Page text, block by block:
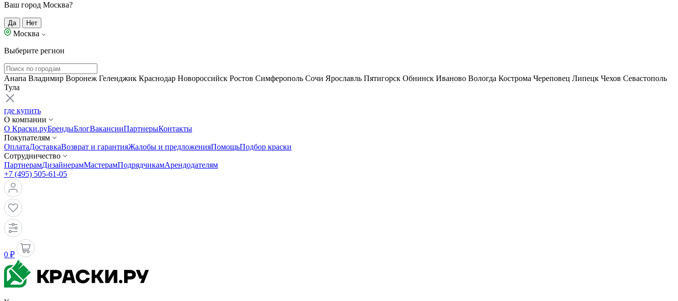
Ваш город Москва?
Да Нет
Москва
Выберите регион
Анапа Владимир Воронеж Геленджик Краснодар Новороссийск Ростов Симферополь Сочи Ярославль Пятигорск Обнинск Иваново Вологда Кострома Череповец Липецк Чехов Севастополь
Тула
где купить
О компании
О Краски.руБрендыБлогВакансииПартнерыКонтакты
Покупателям
ОплатаДоставкаВозврат и гарантияЖалобы и предложенияПомощьПодбор краски
Сотрудничество
ПартнерамДизайнерамМастерамПодрядчикамАрендодателям
+7 (495) 505-61-05
0 ₽